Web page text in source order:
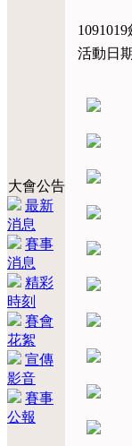
大會公告
最新
消息
賽事
消息
精彩
時刻
賽會
花絮
宣傳
影音
賽事
公報
1091019
活動日